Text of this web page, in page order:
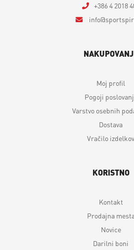
+386 4 2018
info
Moj profil
Pogoji
Varstvo osebnih
Dostava
Vračilo izdelkov
KORISTNO
Kontakt
Prodajna
Novice
Darilni boni